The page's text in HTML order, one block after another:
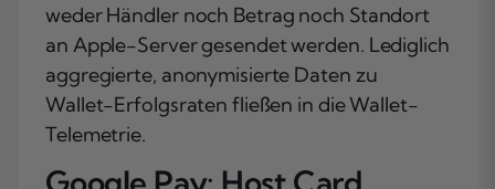
weder Händler noch Betrag noch Standort
an Apple-Server gesendet werden. Lediglich
aggregierte, anonymisierte Daten zu
Wallet-Erfolgsraten fließen in die Wallet-
Telemetrie.